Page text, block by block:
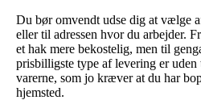
Du bør omvendt udse dig at vælge
eller til adressen hvor du arbejder.
et hak mere bekostelig, men til
prisbilligste type af levering er
varerne, som jo kræver at du har
hjemsted.